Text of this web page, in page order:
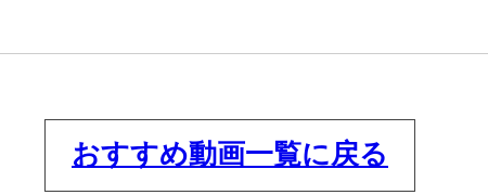
おすすめ動画一覧に戻る